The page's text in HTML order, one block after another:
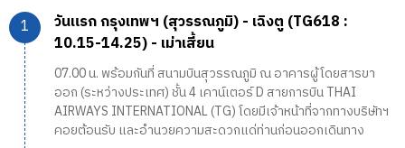
วันแรก กรุงเทพฯ (สุวรรณภูมิ) - เฉิงตู (TG618 :
10.15-14.25) - เม่าเสี้ยน
07.00 น. พร้อมกันที่ สนามบินสุวรรณภูมิ ณ อาคารผู้โดยสารขา
ออก (ระหว่างประเทศ) ชั้น 4 เคาน์เตอร์ D สายการบิน THAI
AIRWAYS INTERNATIONAL (TG) โดยมีเจ้าหน้าที่จากทางบริษัทฯ
คอยต้อนรับ และอำนวยความสะดวกแด่ท่านก่อนออกเดินทาง